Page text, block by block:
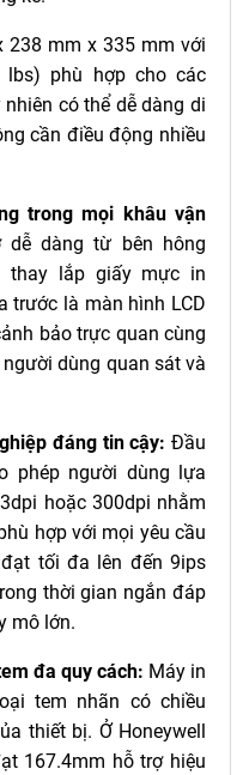
238 mm x 335 mm với
lbs) phù hợp cho các
có thể dễ dàng di
cần điều động nhiều
trong mọi khâu vận
dễ dàng từ bên hông
thay lắp giấy mực in
trước là màn hình LCD
bảo trực quan cùng
dùng quan sát và
đáng tin cậy: Đầu
phép người dùng lựa
hoặc 300dpi nhằm
hợp với mọi yêu cầu
tối đa lên đến 9ips
thời gian ngắn đáp
mô lớn.
đa quy cách: Máy in
tem nhãn có chiều
thiết bị. Ở Honeywell
167.4mm hỗ trợ hiệu